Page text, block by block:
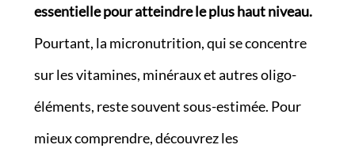
essentielle pour atteindre le plus haut niveau.
Pourtant, la micronutrition, qui se concentre
sur les vitamines, minéraux et autres oligo-
éléments, reste souvent sous-estimée. Pour
mieux comprendre, découvrez les